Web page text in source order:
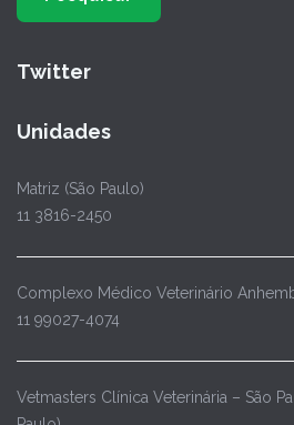
Twitter
Unidades
Matriz (São Paulo)
11 3816-2450
Complexo Médico Veterinário
11 99027-4074
Vetmasters Clínica Veterinária – São